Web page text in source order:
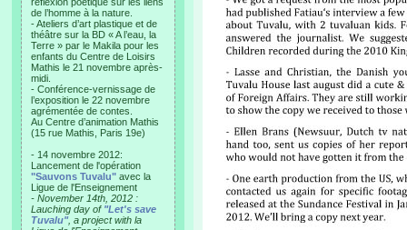
de l’homme à la nature.
- Ateliers d’art plastique et de
théâtre sur la BD « A l’eau, la
Terre » par le Makila pour les
enfants du Centre de Loisirs
Mathis le 21 novembre après-
midi.
- Conférence-vernissage de
l’exposition le 22 novembre
agrémentée de contes.
Au Centre d’animation Mathis
(15 rue Mathis, Paris 19e)
- 14 novembre 2012:
Lancement de l'opération
"Sauvons Tuvalu" avec la
Ligue de l'Enseignement
- November 14th, 2012 :
Lauching day of "Let's save
Tuvalu", a project with la